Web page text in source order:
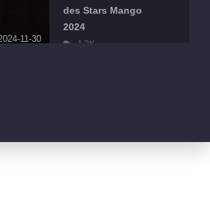
11-30
des Stars Mango
2024
1.3K